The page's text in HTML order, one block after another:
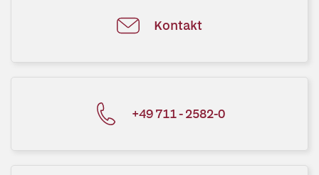
Kontakt
+49 711 - 2582-0